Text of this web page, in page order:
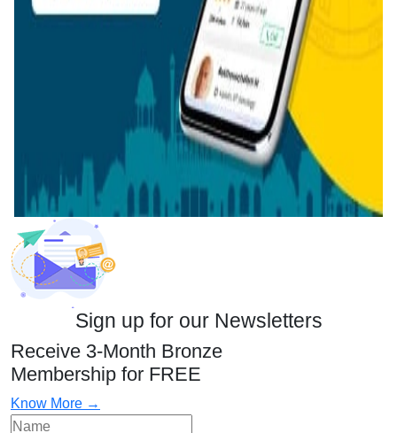
Sign up for our Newsletters
Receive 3-Month Bronze
Membership for FREE
Know More →